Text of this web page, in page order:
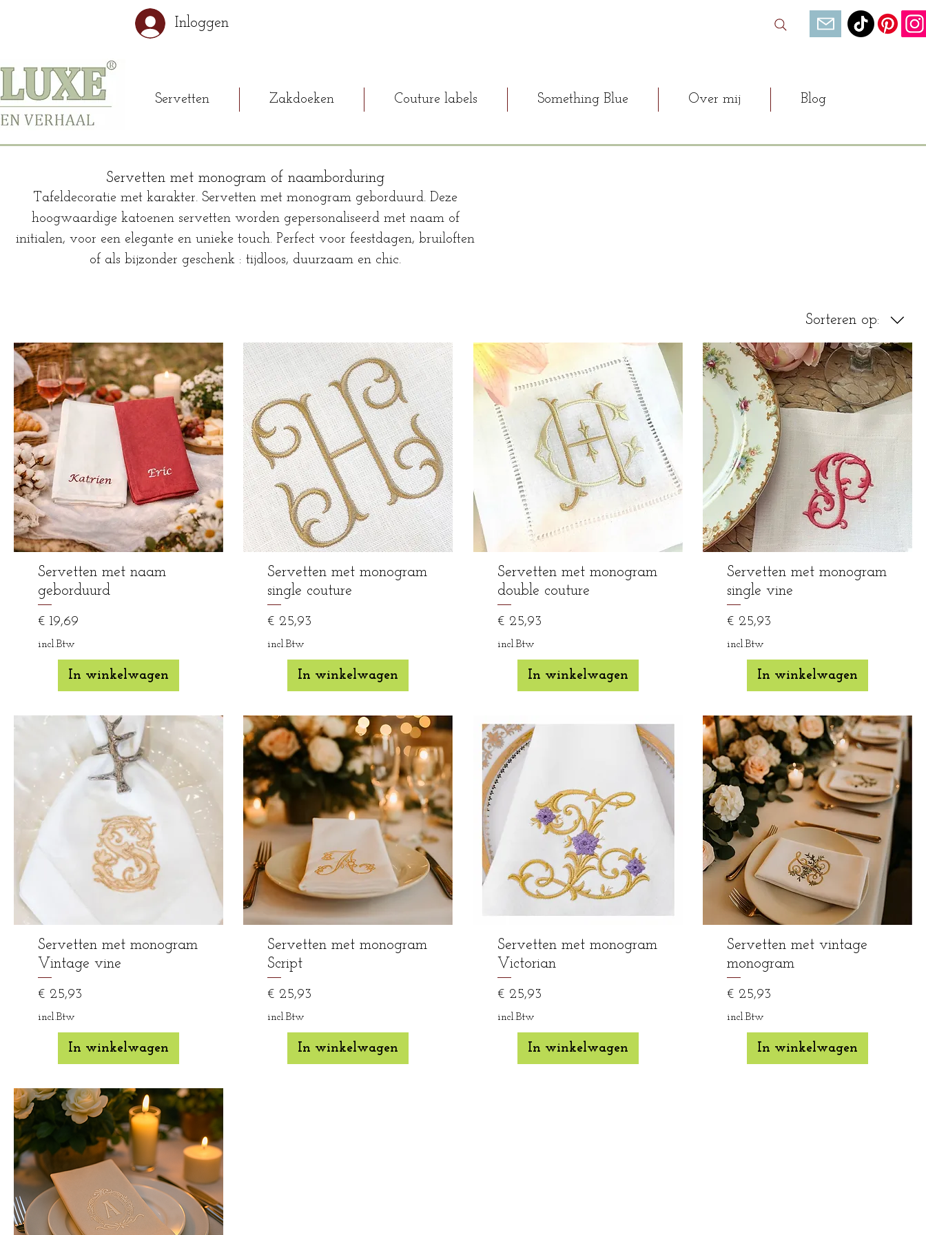
Inloggen
Servetten Zakdoeken Couture labels Something Blue Over mij Blog
Servetten met monogram of naamborduring
Tafeldecoratie met karakter. Servetten met monogram geborduurd. Deze
hoogwaardige katoenen servetten worden gepersonaliseerd met naam of
initialen, voor een elegante en unieke touch. Perfect voor feestdagen, bruiloften
of als bijzonder geschenk : tijdloos, duurzaam en chic.
Sorteren op:
Servetten met naam
geborduurd
Prijs
€ 19,69
incl.Btw
In winkelwagen
Servetten met monogram
single couture
Prijs
€ 25,93
incl.Btw
In winkelwagen
Servetten met monogram
double couture
Prijs
€ 25,93
incl.Btw
In winkelwagen
Servetten met monogram
single vine
Prijs
€ 25,93
incl.Btw
In winkelwagen
Servetten met monogram
Vintage vine
Prijs
€ 25,93
incl.Btw
In winkelwagen
Servetten met monogram
Script
Prijs
€ 25,93
incl.Btw
In winkelwagen
Servetten met monogram
Victorian
Prijs
€ 25,93
incl.Btw
In winkelwagen
Servetten met vintage
monogram
Prijs
€ 25,93
incl.Btw
In winkelwagen